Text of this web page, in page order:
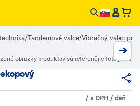
/Tandemové valce/Vibračný valec
/ s DPH / deň
obrázky produktov sú referenčné fotografie